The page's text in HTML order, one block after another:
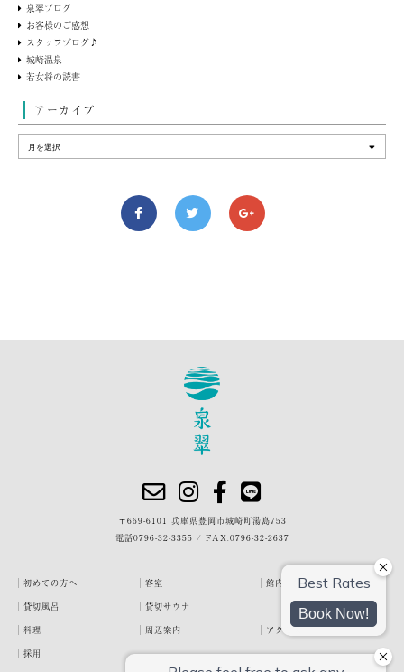
泉翠ブログ
お客様のご感想
スタッフブログ♪
城崎温泉
若女将の読書
アーカイブ
〒669-6101 兵庫県豊岡市城崎町湯島753
電話0796-32-3355 / FAX.0796-32-2637
初めての方へ 客室
館内・施設
貸切風呂
貸切サウナ
料理
周辺案内
アクセス
採用